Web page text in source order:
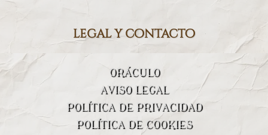
legal y contacto
ORÁCULO
AVISO LEGAL
POLÍTICA DE PRIVACIDAD
POLÍTICA DE COOKIES